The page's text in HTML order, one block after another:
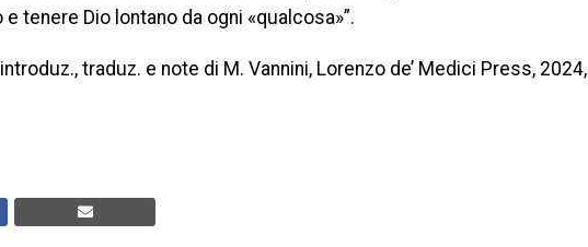
tenere Dio lontano da ogni «qualcosa»”.
introduz., traduz. e note di M. Vannini, Lorenzo de’ Medici Press, 2024,